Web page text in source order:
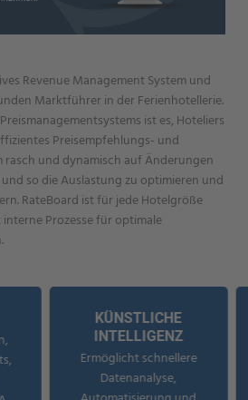
Revenue Management System und
Marktführer in der Ferienhotellerie.
ist es, Hoteliers
Preisempfehlungs- und
rasch und dynamisch auf Änderungen
so die Auslastung zu optimieren und
RateBoard ist für jede Hotelgröße
Prozesse für optimale
KÜNSTLICHE
INTELLIGENZ
Ermöglicht schnellere
Datenanalyse,